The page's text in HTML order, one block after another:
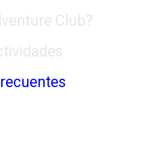
Club?